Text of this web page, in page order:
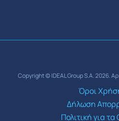
Copyright © IDEAL Group S.A. 2026.
Όροι
Δήλωση
Πολιτική για